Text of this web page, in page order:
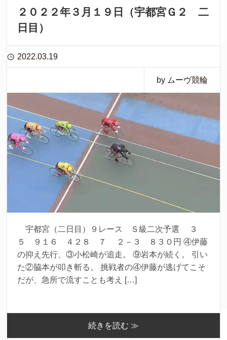
２０２２年３月１９日（宇都宮Ｇ２ 二
日目）
2022.03.19
by ムーヴ競輪
宇都宮（二日目）９レース Ｓ級二次予選 ３
５ ９１６ ４２８ ７ ２－３ ８３０円 ④伊藤
の抑え先行、③小松崎が追走。 ⑨岩本が続く。 引い
た②脇本が叩き斬る。 挑戦者の④伊藤が逃げてこそ
だが、急所で流すことも考え […]
続きを読む ≫